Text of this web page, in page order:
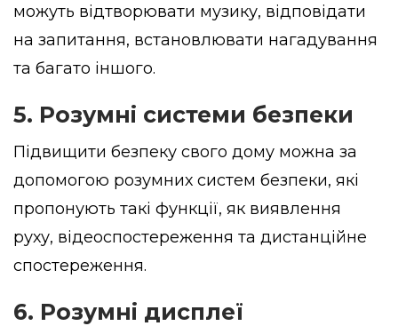
можуть відтворювати музику, відповідати
на запитання, встановлювати нагадування
та багато іншого.
5. Розумні системи безпеки
Підвищити безпеку свого дому можна за
допомогою розумних систем безпеки, які
пропонують такі функції, як виявлення
руху, відеоспостереження та дистанційне
спостереження.
6. Розумні дисплеї